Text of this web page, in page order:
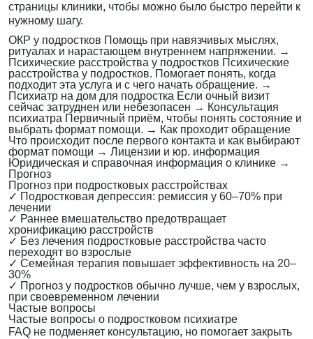
страницы клиники, чтобы можно было быстро перейти к
нужному шагу.
ОКР у подростков Помощь при навязчивых мыслях,
ритуалах и нарастающем внутреннем напряжении. →
Психические расстройства у подростков Психические
расстройства у подростков. Помогает понять, когда
подходит эта услуга и с чего начать обращение. →
Психиатр на дом для подростка Если очный визит
сейчас затруднен или небезопасен → Консультация
психиатра Первичный приём, чтобы понять состояние и
выбрать формат помощи. → Как проходит обращение
Что происходит после первого контакта и как выбирают
формат помощи → Лицензии и юр. информация
Юридическая и справочная информация о клинике →
Прогноз
Прогноз при подростковых расстройствах
✓ Подростковая депрессия: ремиссия у 60–70% при
лечении
✓ Раннее вмешательство предотвращает
хронификацию расстройств
✓ Без лечения подростковые расстройства часто
переходят во взрослые
✓ Семейная терапия повышает эффективность на 20–
30%
✓ Прогноз у подростков обычно лучше, чем у взрослых,
при своевременном лечении
Частые вопросы
Частые вопросы о подростковом психиатре
FAQ не подменяет консультацию, но помогает закрыть